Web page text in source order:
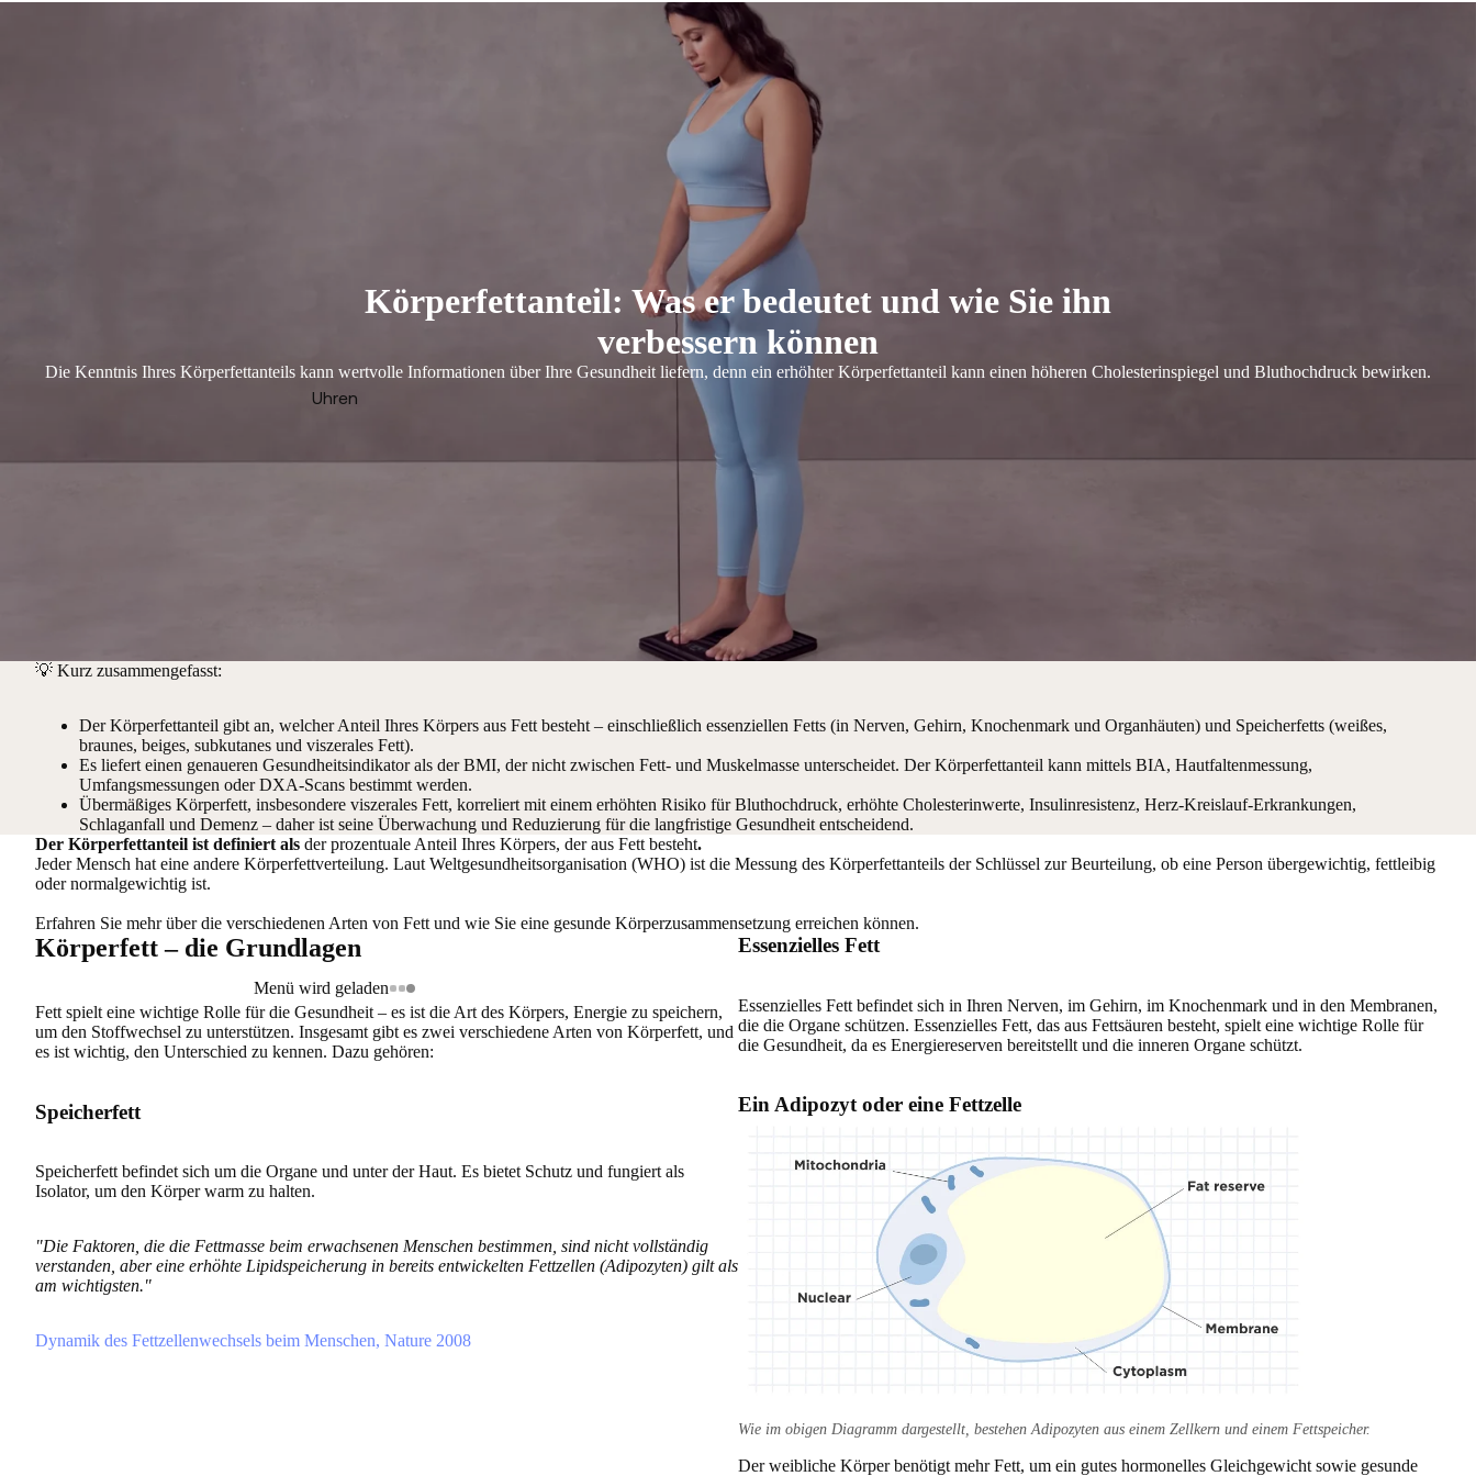
Uhren
Menü wird geladen
Körperfettanteil: Was er bedeutet und wie Sie ihn
verbessern können
Die Kenntnis Ihres Körperfettanteils kann wertvolle Informationen über Ihre Gesundheit liefern, denn ein erhöhter Körperfettanteil kann einen höheren Cholesterinspiegel und Bluthochdruck bewirken.
💡 Kurz zusammengefasst:
Der Körperfettanteil gibt an, welcher Anteil Ihres Körpers aus Fett besteht – einschließlich essenziellen Fetts (in Nerven, Gehirn, Knochenmark und Organhäuten) und Speicherfetts (weißes,
braunes, beiges, subkutanes und viszerales Fett).
Es liefert einen genaueren Gesundheitsindikator als der BMI, der nicht zwischen Fett- und Muskelmasse unterscheidet. Der Körperfettanteil kann mittels BIA, Hautfaltenmessung,
Umfangsmessungen oder DXA-Scans bestimmt werden.
Übermäßiges Körperfett, insbesondere viszerales Fett, korreliert mit einem erhöhten Risiko für Bluthochdruck, erhöhte Cholesterinwerte, Insulinresistenz, Herz-Kreislauf-Erkrankungen,
Schlaganfall und Demenz – daher ist seine Überwachung und Reduzierung für die langfristige Gesundheit entscheidend.
Der Körperfettanteil ist definiert als der prozentuale Anteil Ihres Körpers, der aus Fett besteht.
Jeder Mensch hat eine andere Körperfettverteilung. Laut Weltgesundheitsorganisation (WHO) ist die Messung des Körperfettanteils der Schlüssel zur Beurteilung, ob eine Person übergewichtig, fettleibig
oder normalgewichtig ist.
Erfahren Sie mehr über die verschiedenen Arten von Fett und wie Sie eine gesunde Körperzusammensetzung erreichen können.
Körperfett – die Grundlagen
Fett spielt eine wichtige Rolle für die Gesundheit – es ist die Art des Körpers, Energie zu speichern,
um den Stoffwechsel zu unterstützen. Insgesamt gibt es zwei verschiedene Arten von Körperfett, und
es ist wichtig, den Unterschied zu kennen. Dazu gehören:
Speicherfett
Speicherfett befindet sich um die Organe und unter der Haut. Es bietet Schutz und fungiert als
Isolator, um den Körper warm zu halten.
"Die Faktoren, die die Fettmasse beim erwachsenen Menschen bestimmen, sind nicht vollständig
verstanden, aber eine erhöhte Lipidspeicherung in bereits entwickelten Fettzellen (Adipozyten) gilt als
am wichtigsten."
Dynamik des Fettzellenwechsels beim Menschen, Nature 2008
Essenzielles Fett
Essenzielles Fett befindet sich in Ihren Nerven, im Gehirn, im Knochenmark und in den Membranen,
die die Organe schützen. Essenzielles Fett, das aus Fettsäuren besteht, spielt eine wichtige Rolle für
die Gesundheit, da es Energiereserven bereitstellt und die inneren Organe schützt.
Ein Adipozyt oder eine Fettzelle
Wie im obigen Diagramm dargestellt, bestehen Adipozyten aus einem Zellkern und einem Fettspeicher.
Der weibliche Körper benötigt mehr Fett, um ein gutes hormonelles Gleichgewicht sowie gesunde